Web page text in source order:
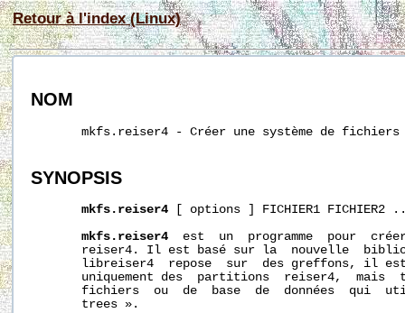
Retour à l'index (Linux)
NOM
mkfs.reiser4 - Créer une système de fichiers
SYNOPSIS
mkfs.reiser4 [ options ] FICHIER1
mkfs.reiser4
est  un  programme  pour
reiser4. Il est basé sur la  nouvelle
libreiser4  repose  sur  des greffons, il
uniquement des  partitions  reiser4,  mais
fichiers  ou  de  base  de  données  qui
       trees ».